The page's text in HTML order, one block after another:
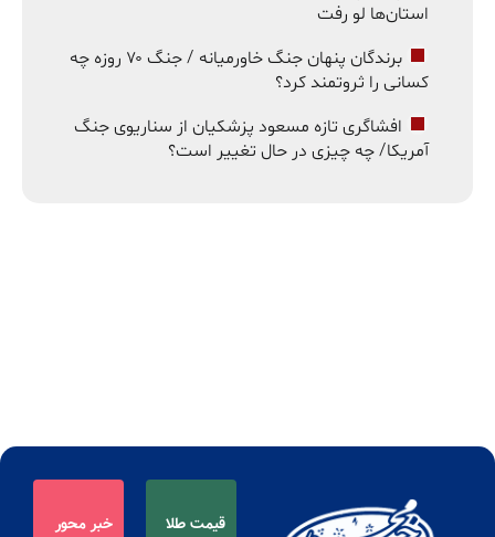
استان‌ها لو رفت
برندگان پنهان جنگ خاورمیانه / جنگ ۷۰ روزه چه
کسانی را ثروتمند کرد؟
افشاگری تازه مسعود پزشکیان از سناریوی جنگ
آمریکا/ چه چیزی در حال تغییر است؟
قیمت طلا خبر محور